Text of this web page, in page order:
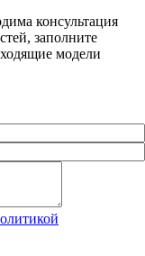
консультация
заполните
модели